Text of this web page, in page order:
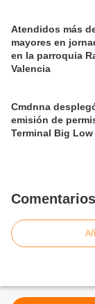
Atendidos más
mayores en
en la parroquia
Valencia
Cmdnna
emisión de
Terminal Big
Comentarios